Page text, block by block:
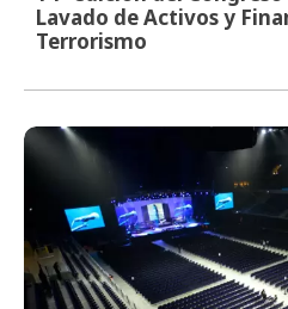
Lavado de Activos y
Terrorismo